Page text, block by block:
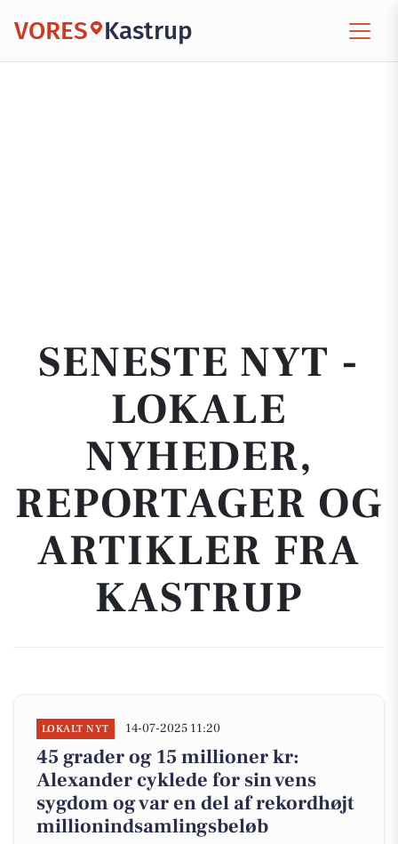
VORES Kastrup
SENESTE NYT -
LOKALE
NYHEDER,
REPORTAGER OG
ARTIKLER FRA
KASTRUP
LOKALT NYT 14-07-2025 11:20
45 grader og 15 millioner kr:
Alexander cyklede for sin vens
sygdom og var en del af rekordhøjt
millionindsamlingsbeløb